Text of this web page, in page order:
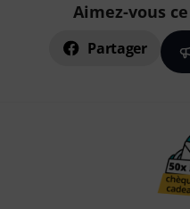
Aimez-vous
Partager